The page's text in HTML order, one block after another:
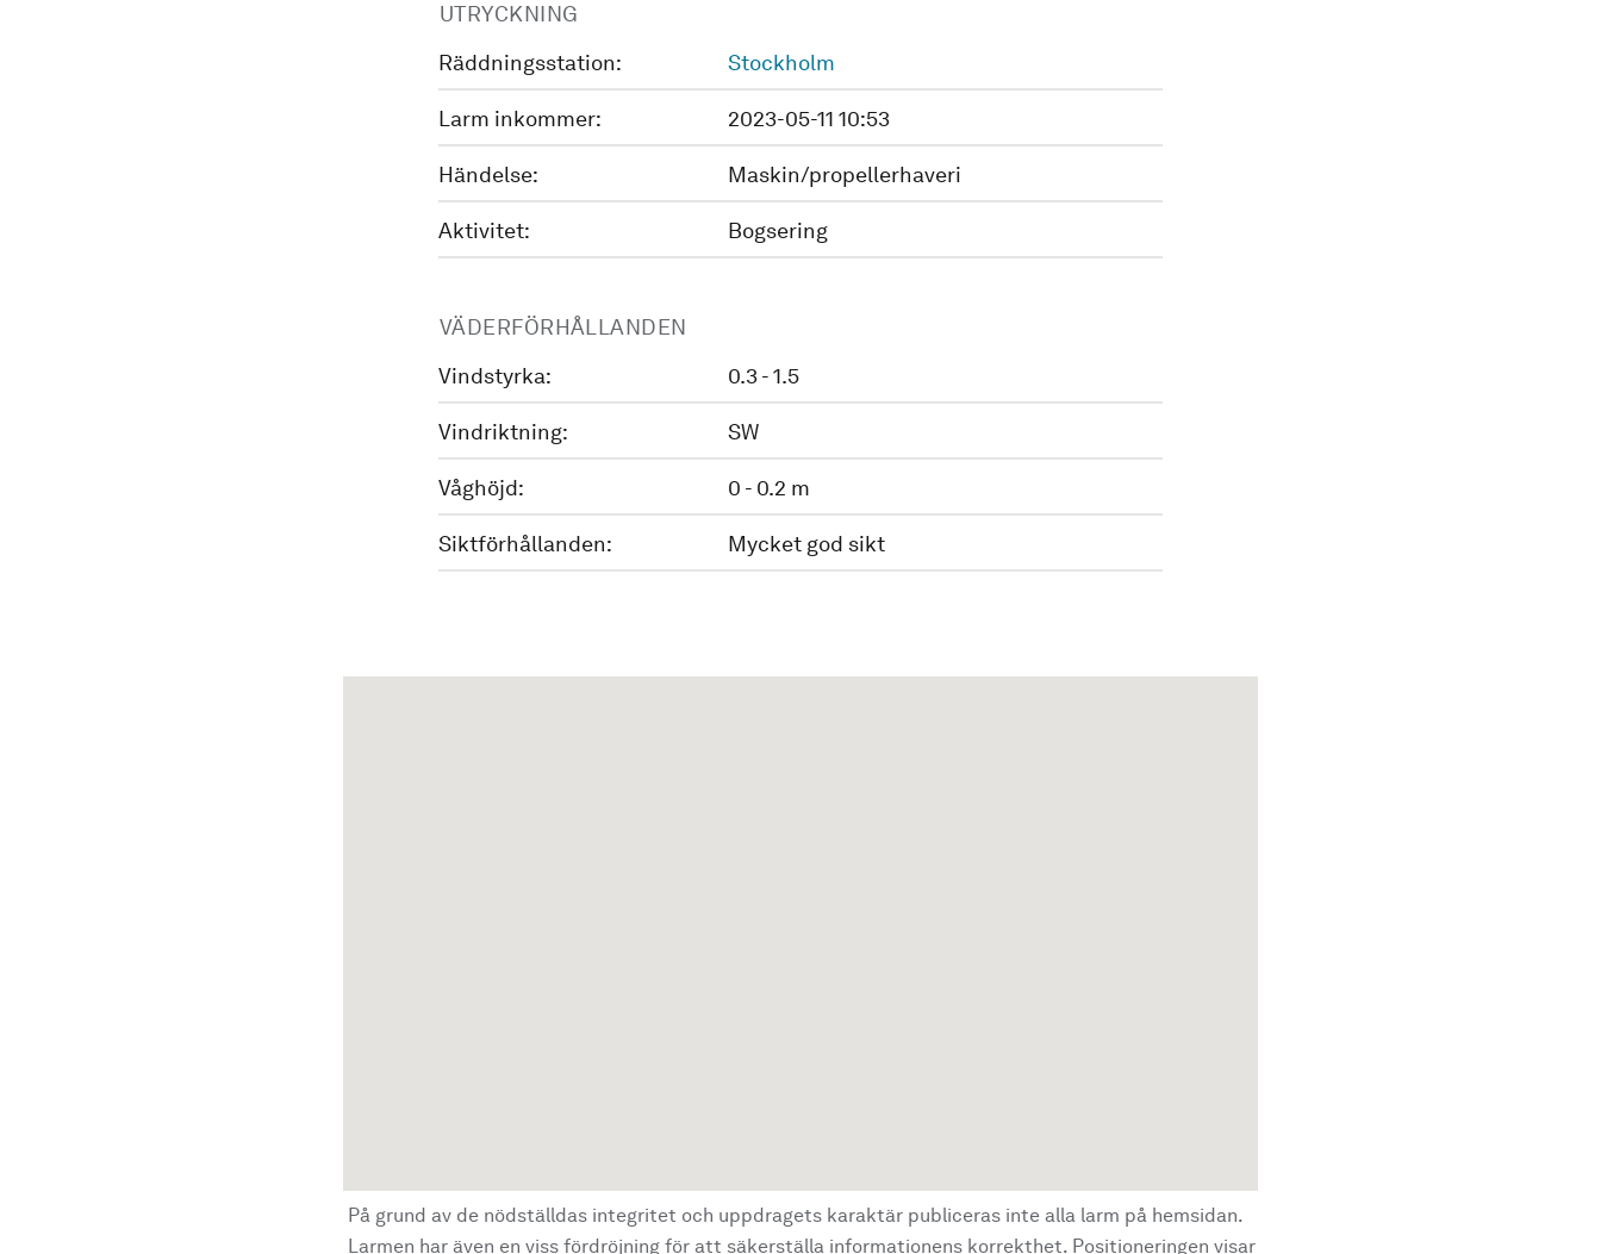
UTRYCKNING
Räddningsstation:
Stockholm
Larm inkommer: 2023-05-11 10:53
Händelse: Maskin/propellerhaveri
Aktivitet: Bogsering
VÄDERFÖRHÅLLANDEN
Vindstyrka:
0.3 - 1.5
Vindriktning: SW
Våghöjd: 0 - 0.2 m
Siktförhållanden: Mycket god sikt
På grund av de nödställdas integritet och uppdragets karaktär publiceras inte alla larm på hemsidan.
Larmen har även en viss fördröjning för att säkerställa informationens korrekthet. Positioneringen visar